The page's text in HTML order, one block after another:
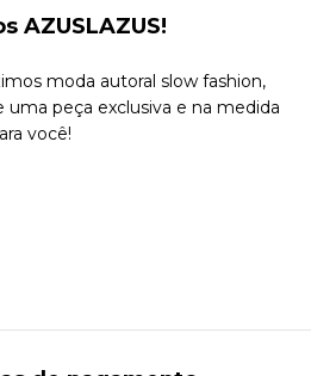
AZUSLAZUS!
moda autoral slow fashion,
uma peça exclusiva e na medida
você!